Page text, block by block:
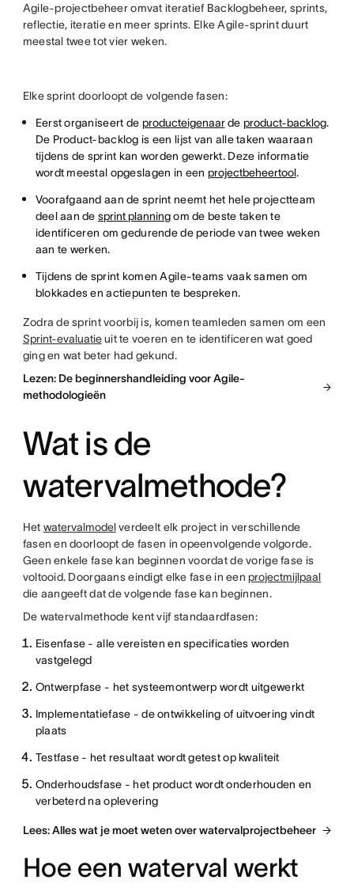
Agile-projectbeheer omvat iteratief Backlogbeheer, sprints,
reflectie, iteratie en meer sprints. Elke Agile-sprint duurt
meestal twee tot vier weken.
Elke sprint doorloopt de volgende fasen:
Eerst organiseert de producteigenaarde product-backlog.
De Product-backlog is een lijst van alle taken waaraan
tijdens de sprint kan worden gewerkt. Deze informatie
wordt meestal opgeslagen in een projectbeheertool.
Voorafgaand aan de sprint neemt het hele projectteam
deel aan desprint planningom de beste taken te
identificeren om gedurende de periode van twee weken
aan te werken.
Tijdens de sprint komen Agile-teams vaak samen om
blokkades en actiepunten te bespreken.
Zodra de sprint voorbij is, komen teamleden samen om een
Sprint-evaluatieuit te voeren en te identificeren wat goed
ging en wat beter had gekund.
Lezen: De beginnershandleiding voor Agile-
methodologieën
Wat is de
watervalmethode?
Het watervalmodelverdeelt elk project in verschillende
fasen en doorloopt de fasen in opeenvolgende volgorde.
Geen enkele fase kan beginnen voordat de vorige fase is
voltooid. Doorgaans eindigt elke fase in een projectmijlpaal
die aangeeft dat de volgende fase kan beginnen.
De watervalmethode kent vijf standaardfasen:
Eisenfase - alle vereisten en specificaties worden
vastgelegd
Ontwerpfase - het systeemontwerp wordt uitgewerkt
Implementatiefase - de ontwikkeling of uitvoering vindt
plaats
Testfase - het resultaat wordt getest op kwaliteit
Onderhoudsfase - het product wordt onderhouden en
verbeterd na oplevering
Lees: Alles wat je moet weten over watervalprojectbeheer
Hoe een waterval werkt